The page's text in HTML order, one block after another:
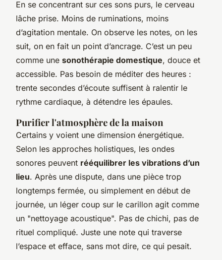
En se concentrant sur ces sons purs, le cerveau
lâche prise. Moins de ruminations, moins
d’agitation mentale. On observe les notes, on les
suit, on en fait un point d’ancrage. C’est un peu
comme une sonothérapie domestique, douce et
accessible. Pas besoin de méditer des heures :
trente secondes d’écoute suffisent à ralentir le
rythme cardiaque, à détendre les épaules.
Purifier l'atmosphère de la maison
Certains y voient une dimension énergétique.
Selon les approches holistiques, les ondes
sonores peuvent rééquilibrer les vibrations d’un
lieu. Après une dispute, dans une pièce trop
longtemps fermée, ou simplement en début de
journée, un léger coup sur le carillon agit comme
un "nettoyage acoustique". Pas de chichi, pas de
rituel compliqué. Juste une note qui traverse
l’espace et efface, sans mot dire, ce qui pesait.